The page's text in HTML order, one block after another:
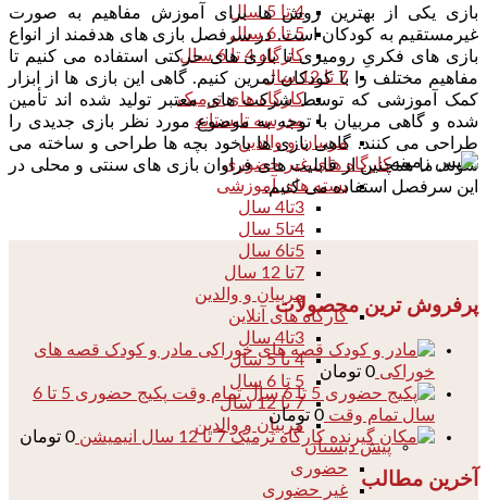
4 تا 5 سال
5 تا 6 سال
کارگاه 4 تا 6 سال
7 تا 12 سال
کارگاه های ترمیک
مدرسه تابستانه
مربیان و والدین
کارگاه های غیر حضوری
بسته های آموزشی
3تا4 سال
4تا5 سال
5تا6 سال
7تا 12 سال
مربیان و والدین
کارگاه های آنلاین
3تا4 سال
4 تا 5 سال
5 تا 6 سال
7 تا 12 سال
مربیان و والدین
پیش دبستان
حضوری
غیر حضوری
بازی یکی از بهترین روش ها برای آموزش مفاهیم به صورت
غیرمستقیم به کودکان است. در سرفصل بازی های هدفمند از انواع
بازی های فکریِ رومیزی تا بازی های حرکتی استفاده می کنیم تا
مفاهیم مختلف را با کودکان تمرین کنیم. گاهی این بازی ها از ابزار
کمک آموزشی که توسط شرکت های معتبر تولید شده اند تأمین
شده و گاهی مربیان با توجه به موضوع مورد نظر بازی جدیدی را
طراحی می کنند. گاهی بازی ها باخود بچه ها طراحی و ساخته می
شوند. ما همچنین از قابلیت های فراوان بازی های سنتی و محلی در
این سرفصل استفاده می کنیم.
پرفروش ترین محصولات
مادر و کودک قصه های
خوراکی 0 تومان
پکیج حضوری 5 تا 6
سال تمام وقت 0 تومان
کارگاه ترمیک 7 تا 12 سال انیمیشن
0 تومان
آخرین مطالب